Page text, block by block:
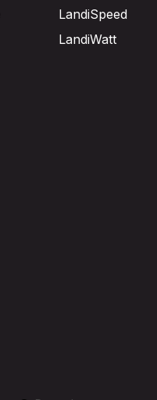
LandiSpeed
LandiWatt